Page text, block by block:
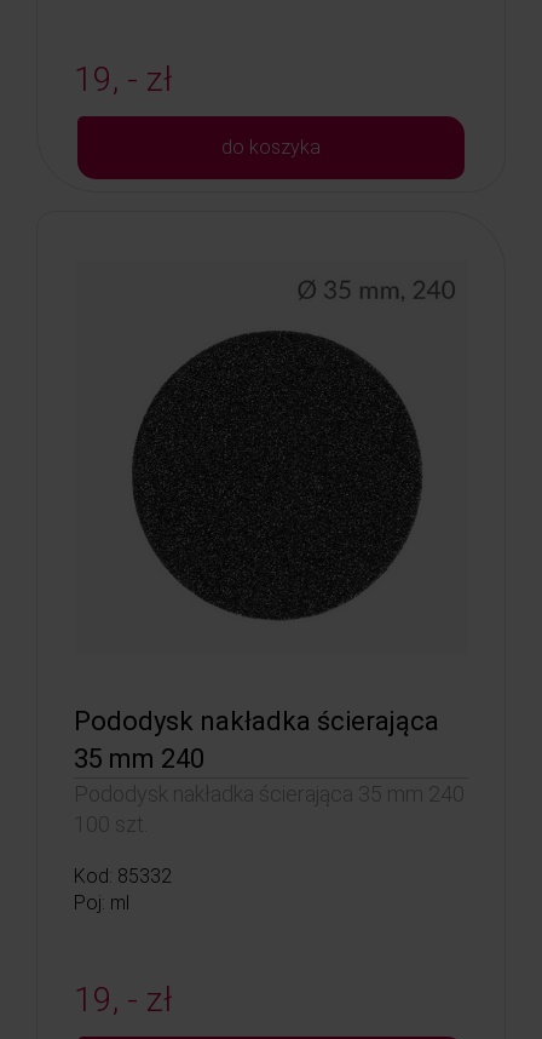
19, - zł
do koszyka
Pododysk nakładka ścierająca
35 mm 240
Pododysk nakładka ścierająca 35 mm 240
100 szt.
Kod: 85332
Poj: ml
19, - zł